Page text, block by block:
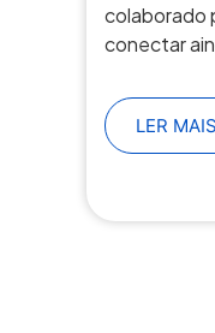
colaborado
conectar
LER MAIS